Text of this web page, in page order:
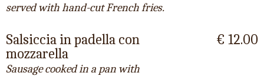
served with hand-cut French fries.
Salsiccia in padella con
mozzarella
Sausage cooked in a pan with
€ 12.00